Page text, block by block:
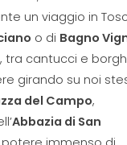
un viaggio in
o di Bagno
tra cantucci e
girando su noi
del Campo,
Abbazia di San